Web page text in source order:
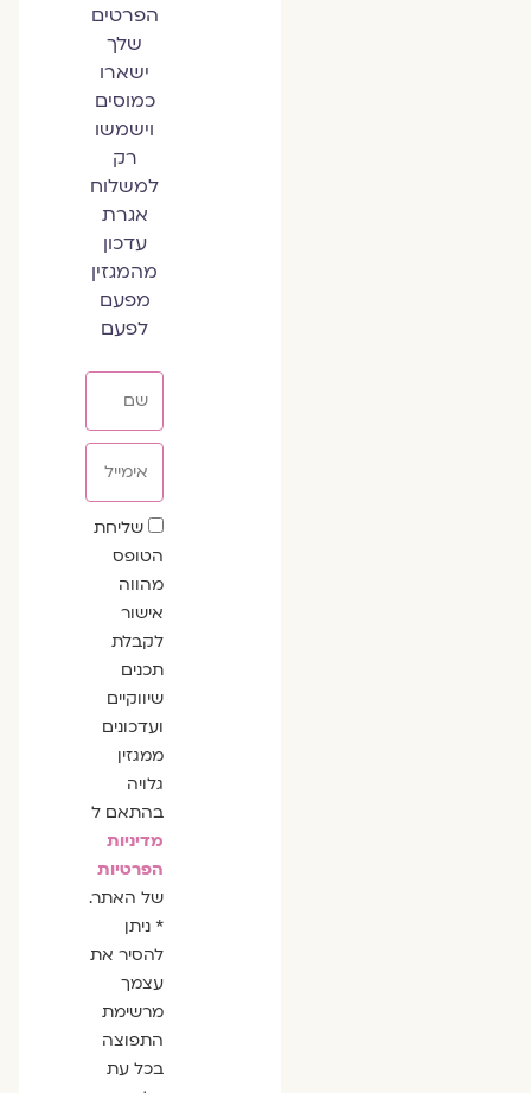
הפרטים
שלך
ישארו
כמוסים
וישמשו
רק
למשלוח
אגרת
עדכון
מהמגזין
מפעם
לפעם
שדה
הסכמה
שליחת
הטופס
מהווה
אישור
לקבלת
תכנים
שיווקיים
ועדכונים
ממגזין
גלויה
בהתאם ל
מדיניות
הפרטיות
של האתר.
* ניתן
להסיר את
עצמך
מרשימת
התפוצה
בכל עת